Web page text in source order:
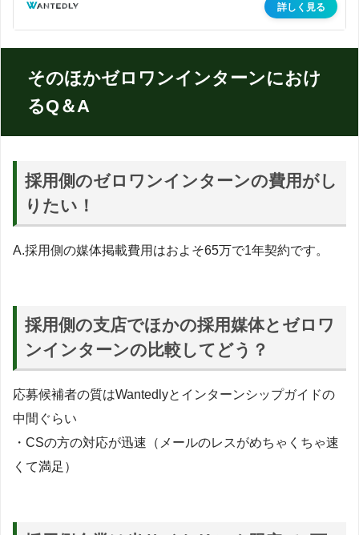
そのほかゼロワンインターンにおけ
るQ＆A
採用側のゼロワンインターンの費用がし
りたい！
A.採用側の媒体掲載費用はおよそ65万で1年契約です。
採用側の支店でほかの採用媒体とゼロワ
ンインターンの比較してどう？
応募候補者の質はWantedlyとインターンシップガイドの
中間ぐらい
・CSの方の対応が迅速（メールのレスがめちゃくちゃ速
くて満足）